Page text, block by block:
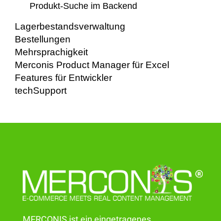
Produkt-Suche im Backend
Lagerbestandsverwaltung
Bestellungen
Mehrsprachigkeit
Merconis Product Manager für Excel
Features für Entwickler
techSupport